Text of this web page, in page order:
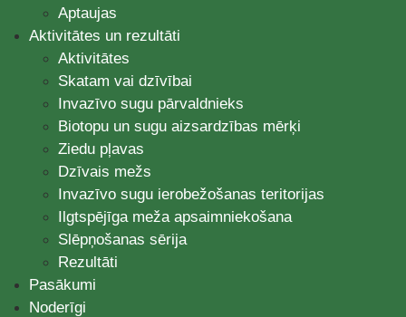
Aptaujas
Aktivitātes un rezultāti
Aktivitātes
Skatam vai dzīvībai
Invazīvo sugu pārvaldnieks
Biotopu un sugu aizsardzības mērķi
Ziedu pļavas
Dzīvais mežs
Invazīvo sugu ierobežošanas teritorijas
Ilgtspējīga meža apsaimniekošana
Slēpņošanas sērija
Rezultāti
Pasākumi
Noderīgi